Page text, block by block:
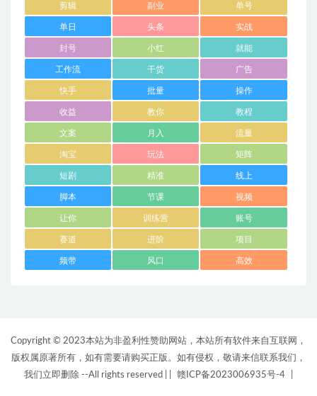
剪辑 副业 单号
单日 头条 实战
封号 小红 就能
工作流 干货 广告
快手 批量 操作
收益 教你 教程
文案 月入 流量
淘宝 玩法 矩阵
短剧 精准 线上
脚本 节课 视频
让你 训练营 账号
赛道 进阶 项目
频带 风口 高效
Copyright © 2023本站为非盈利性赞助网站，本站所有软件来自互联网，
版权属原著所有，如有需要请购买正版。如有侵权，敬请来信联系我们，
我们立即删除 --All rights reserved |
赣ICP备2023006935号-4